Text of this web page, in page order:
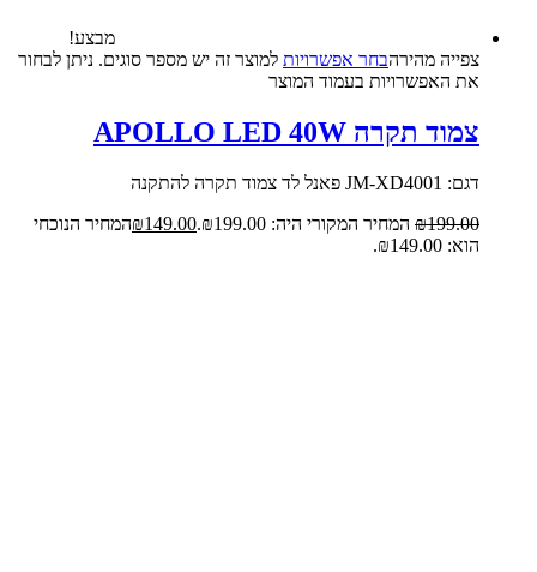
מבצע!
צפייה‬ ‫מהירה‬בחר אפשרויות למוצר זה יש מספר סוגים. ניתן לבחור
את האפשרויות בעמוד המוצר
צמוד תקרה APOLLO LED 40W
דגם: JM-XD4001 פאנל לד צמוד תקרה להתקנה
₪199.00 המחיר המקורי היה: ₪199.00. ₪149.00
המחיר הנוכחי
הוא: ₪149.00.